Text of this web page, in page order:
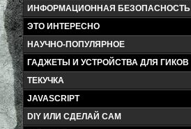
ИНФОРМАЦИОННАЯ БЕЗОПАСНОСТЬ
ЭТО ИНТЕРЕСНО
НАУЧНО-ПОПУЛЯРНОЕ
ГАДЖЕТЫ И УСТРОЙСТВА ДЛЯ ГИКОВ
ТЕКУЧКА
JAVASCRIPT
DIY ИЛИ СДЕЛАЙ САМ